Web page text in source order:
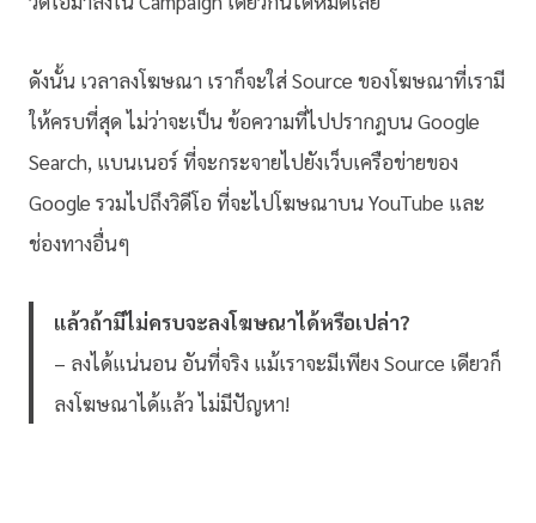
ดังนั้น เวลาลงโฆษณา เราก็จะใส่ Source ของโฆษณาที่เรามี
ให้ครบที่สุด ไม่ว่าจะเป็น ข้อความที่ไปปรากฎบน Google
Search, แบนเนอร์ ที่จะกระจายไปยังเว็บเครือข่ายของ
Google รวมไปถึงวิดีโอ ที่จะไปโฆษณาบน YouTube และ
ช่องทางอื่นๆ
แล้วถ้ามีไม่ครบจะลงโฆษณาได้หรือเปล่า?
– ลงได้แน่นอน อันที่จริง แม้เราจะมีเพียง Source เดียวก็
ลงโฆษณาได้แล้ว ไม่มีปัญหา!